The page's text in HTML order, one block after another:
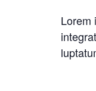
Lorem